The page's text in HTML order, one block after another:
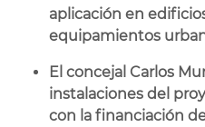
aplicación en
equipamientos
El concejal Carlos
instalaciones del
con la financiación